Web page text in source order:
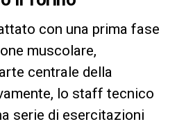
con una prima fase
muscolare,
centrale della
lo staff tecnico
serie di esercitazioni